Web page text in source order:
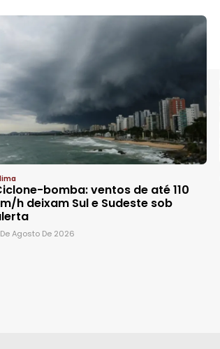
bomba: ventos de até 110
h deixam Sul e Sudeste sob
Agosto De 2026